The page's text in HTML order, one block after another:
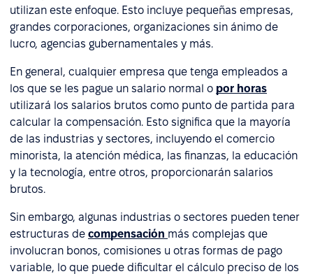
utilizan este enfoque. Esto incluye pequeñas empresas,
grandes corporaciones, organizaciones sin ánimo de
lucro, agencias gubernamentales y más.
En general, cualquier empresa que tenga empleados a
los que se les pague un salario normal o por horas
utilizará los salarios brutos como punto de partida para
calcular la compensación. Esto significa que la mayoría
de las industrias y sectores, incluyendo el comercio
minorista, la atención médica, las finanzas, la educación
y la tecnología, entre otros, proporcionarán salarios
brutos.
Sin embargo, algunas industrias o sectores pueden tener
estructuras de compensación más complejas que
involucran bonos, comisiones u otras formas de pago
variable, lo que puede dificultar el cálculo preciso de los